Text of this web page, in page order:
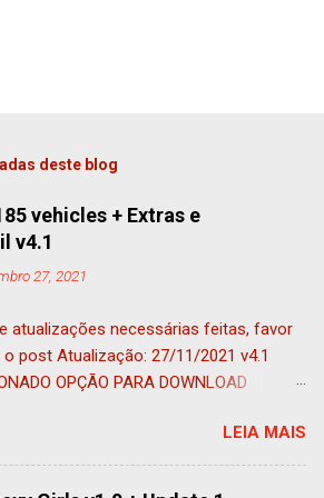
deste blog
vehicles + Extras e
v4.1
27, 2021
atualizações necessárias feitas, favor
o post Atualização: 27/11/2021 v4.1
OPÇÃO PARA DOWNLOAD
o tug adaptado a esse mod e ao
ficando 185 veículos) Atualização:
ADICIONADO OPÇÃO PARA
LEIA MAIS